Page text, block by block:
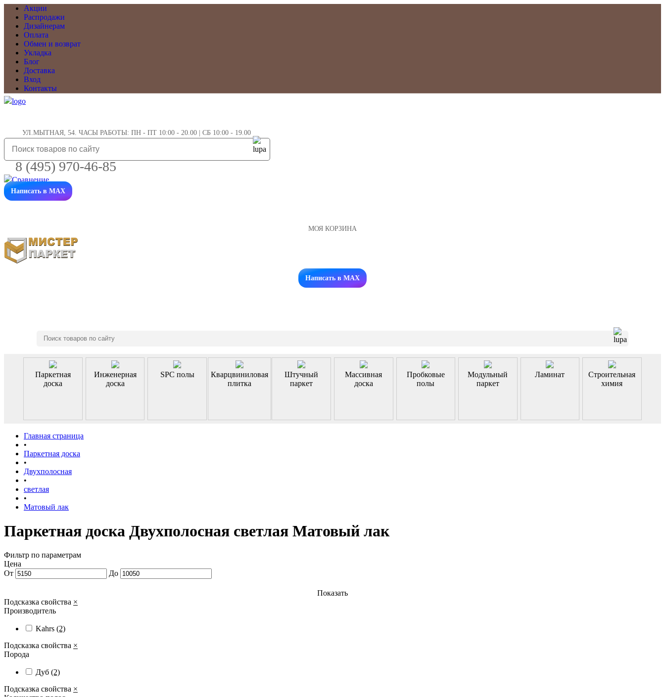
Акции
Распродажи
Дизайнерам
Оплата
Обмен и возврат
Укладка
Блог
Доставка
Вход
Контакты
УЛ.МЫТНАЯ, 54. ЧАСЫ РАБОТЫ: ПН - ПТ 10:00 - 20.00 | СБ 10:00 - 19.00
8 (495) 970-46-85
Написать в MAX
МОЯ КОРЗИНА
Заказать звонок
Написать в MAX
Паркетная
доска
Инженерная
доска
SPC полы
Кварцвиниловая
плитка
Штучный
паркет
Массивная
доска
Пробковые
полы
Модульный
паркет
Ламинат
Строительная
химия
Главная страница
•
Паркетная доска
•
Двухполосная
•
светлая
•
Матовый лак
Паркетная доска Двухполосная светлая Матовый лак
Фильтр по параметрам
Цена
От
До
Показать
Подсказка свойства ×
Производитель
Kahrs (2)
Подсказка свойства ×
Порода
Дуб (2)
Подсказка свойства ×